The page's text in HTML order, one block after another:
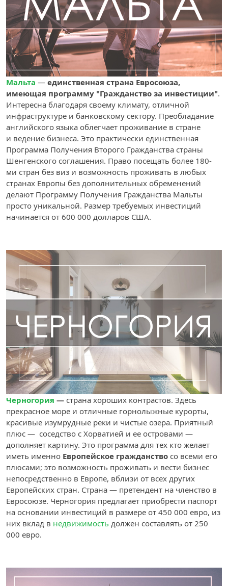
Мальта — единственная страна Евросоюза,
имеющая программу "Гражданство за инвестиции".
Интересна благодаря своему климату, отличной
инфраструктуре и банковскому сектору. Преобладание
английского языка облегчает проживание в стране
и ведение бизнеса. Это практически единственная
Программа Получения Второго Гражданства страны
Шенгенского соглашения. Право посещать более 180-
ми стран без виз и возможность проживать в любых
странах Европы без дополнительных обременений
делают Программу Получения Гражданства Мальты
просто уникальной. Размер требуемых инвестиций
начинается от 600 000 долларов США.
Черногория — страна хороших контрастов. Здесь
прекрасное море и отличные горнолыжные курорты,
красивые изумрудные реки и чистые озера. Приятный
плюс — соседство с Хорватией и ее островами —
дополняет картину. Это программа для тех кто желает
иметь именно Европейское гражданство со всеми его
плюсами; это возможность проживать и вести бизнес
непосредственно в Европе, вблизи от всех других
Европейских стран. Страна — претендент на членство в
Евросоюзе. Черногория предлагает приобрести паспорт
на основании инвестиций в размере от 450 000 евро, из
них вклад в недвижимость должен составлять от 250
000 евро.